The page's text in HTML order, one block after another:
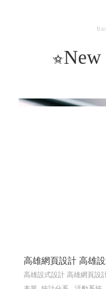
New
高雄網頁設計 高雄
高雄設式設計 高雄網頁設